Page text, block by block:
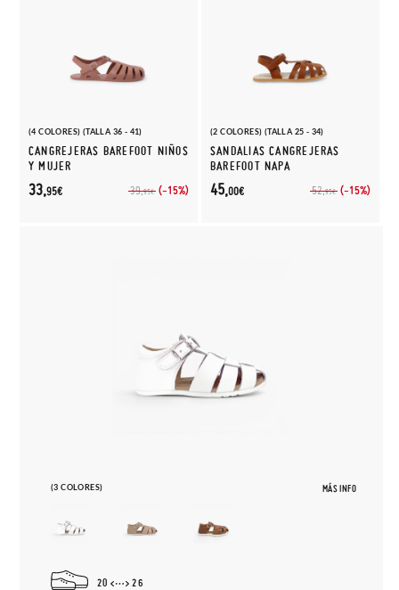
(4 COLORES) (TALLA 36 - 41)
CANGREJERAS BAREFOOT NIÑOS
Y MUJER
39,95€ (-15%)
33,95€
(2 COLORES) (TALLA 25 - 34)
SANDALIAS CANGREJERAS
BAREFOOT NAPA
52,95€ (-15%)
45,00€
(3 COLORES) MÁS INFO
20 26